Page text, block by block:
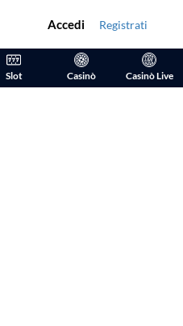
Accedi Registrati
Slot Casinò Casinò Live